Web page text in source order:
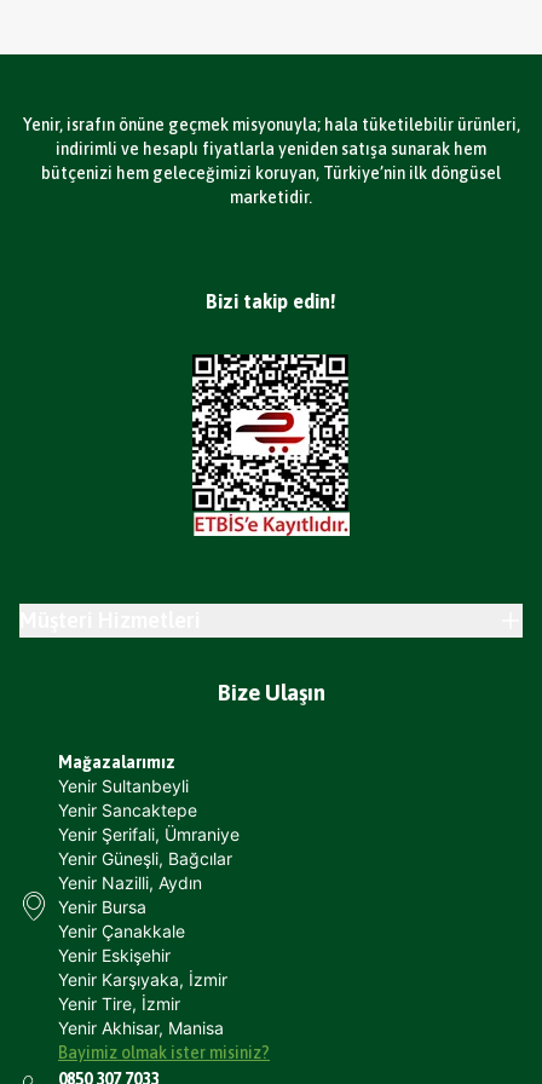
Yenir, israfın önüne geçmek misyonuyla; hala tüketilebilir ürünleri,
indirimli ve hesaplı fiyatlarla yeniden satışa sunarak hem
bütçenizi hem geleceğimizi koruyan, Türkiye’nin ilk döngüsel
marketidir.
Bizi takip edin!
Bize Ulaşın
Mağazalarımız
Yenir Sultanbeyli
Yenir Sancaktepe
Yenir Şerifali, Ümraniye
Yenir Güneşli, Bağcılar
Yenir Nazilli, Aydın
Yenir Bursa
Yenir Çanakkale
Yenir Eskişehir
Yenir Karşıyaka, İzmir
Yenir Tire, İzmir
Yenir Akhisar, Manisa
Bayimiz olmak ister misiniz?
0850 307 7033